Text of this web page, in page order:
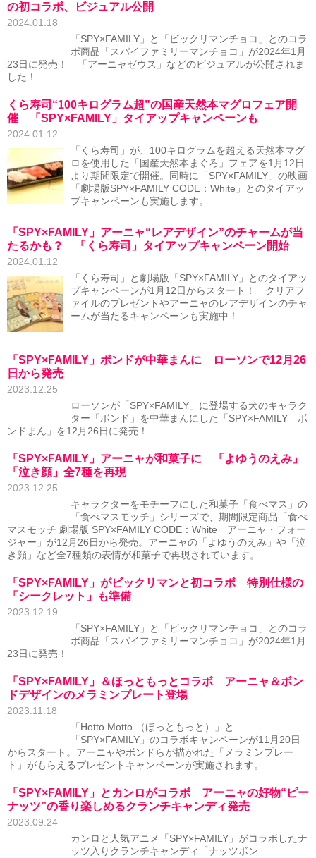
の初コラボ、ビジュアル公開
2024.01.18
「SPY×FAMILY」と「ビックリマンチョコ」とのコラ
ボ商品「スパイファミリーマンチョコ」が2024年1月
23日に発売！ 「アーニャゼウス」などのビジュアルが公開されま
した！
くら寿司“100キログラム超”の国産天然本マグロフェア開
催 「SPY×FAMILY」タイアップキャンペーンも
2024.01.12
「くら寿司」が、100キログラムを超える天然本マグ
ロを使用した「国産天然本まぐろ」フェアを1月12日
より期間限定で開催。同時に「SPY×FAMILY」の映画
「劇場版SPY×FAMILY CODE：White」とのタイアッ
プキャンペーンも実施します。
「SPY×FAMILY」アーニャ“レアデザイン”のチャームが当
たるかも？ 「くら寿司」タイアップキャンペーン開始
2024.01.12
「くら寿司」と劇場版「SPY×FAMILY」とのタイアッ
プキャンペーンが1月12日からスタート！ クリアフ
ァイルのプレゼントやアーニャのレアデザインのチャ
ームが当たるキャンペーンも実施中！
「SPY×FAMILY」ボンドが中華まんに ローソンで12月26
日から発売
2023.12.25
ローソンが「SPY×FAMILY」に登場する犬のキャラク
ター「ボンド」を中華まんにした「SPY×FAMILY ボ
ンドまん」を12月26日に発売！
「SPY×FAMILY」アーニャが和菓子に 「よゆうのえみ」
「泣き顔」全7種を再現
2023.12.25
キャラクターをモチーフにした和菓子「食べマス」の
「食べマスモッチ」シリーズで、期間限定商品「食べ
マスモッチ 劇場版 SPY×FAMILY CODE：White アーニャ・フォー
ジャー」が12月26日から発売。アーニャの「よゆうのえみ」や「泣
き顔」など全7種類の表情が和菓子で再現されています。
「SPY×FAMILY」がビックリマンと初コラボ 特別仕様の
「シークレット」も準備
2023.12.19
「SPY×FAMILY」と「ビックリマンチョコ」とのコラ
ボ商品「スパイファミリーマンチョコ」が2024年1月
23日に発売！
「SPY×FAMILY」＆ほっともっとコラボ アーニャ＆ボン
ドデザインのメラミンプレート登場
2023.11.18
「Hotto Motto （ほっともっと）」と
「SPY×FAMILY」のコラボキャンペーンが11月20日
からスタート。アーニャやボンドらが描かれた「メラミンプレー
ト」がもらえるプレゼントキャンペーンが実施されます。
「SPY×FAMILY」とカンロがコラボ アーニャの好物“ピー
ナッツ”の香り楽しめるクランチキャンディ発売
2023.09.24
カンロと人気アニメ「SPY×FAMILY」がコラボしたナ
ッツ入りクランチキャンディ「ナッツボン